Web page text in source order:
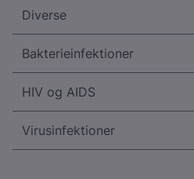
Diverse
Bakterieinfektioner
HIV og AIDS
Virusinfektioner